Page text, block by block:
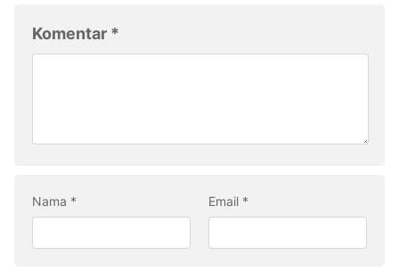
Komentar *
Nama * Email *